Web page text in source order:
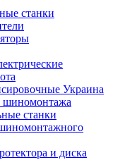
cтaнки
Украина
cтaнки
и диcкa